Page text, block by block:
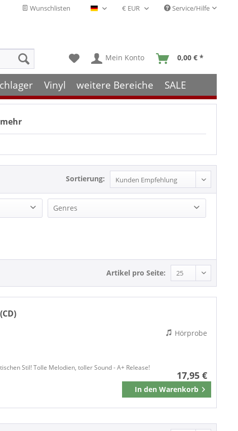
Wunschlisten Deutsch - DE Service/Hilfe
Mein Konto 0,00 € *
Vinyl weitere Bereiche SALE
mehr
Sortierung:
Genres
Artikel pro Seite:
Stil! Tolle Melodien, toller Sound - A+ Release!
17,95 €
In den Warenkorb
Merken
Hörprobe